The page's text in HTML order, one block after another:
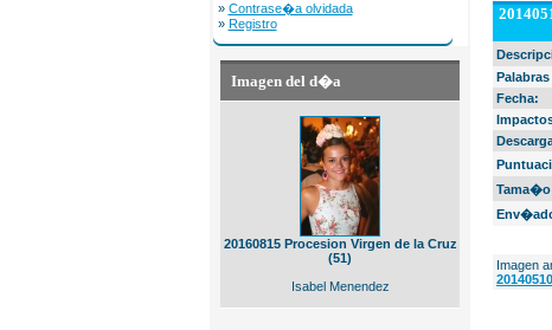
» Contrase�a olvidada
» Registro
Imagen del d�a
20160815 Procesion Virgen de la Cruz
(51)
Isabel Menendez
Fecha:
Tama�o
Imagen